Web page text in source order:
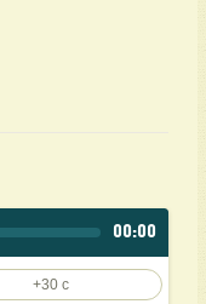
00:00
+30 c